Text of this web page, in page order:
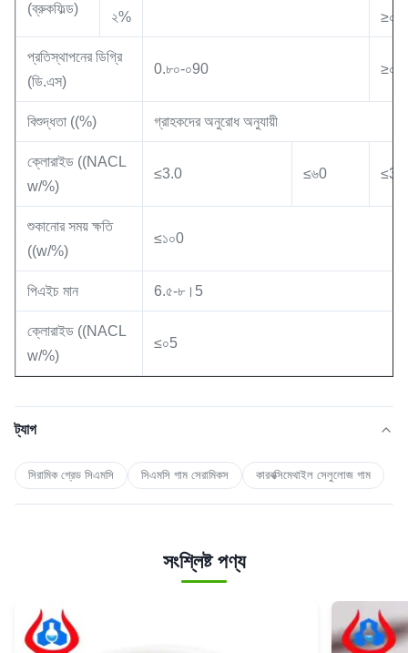
(ব্রুকফিল্ড)
২%
প্রতিস্থাপনের ডিগ্রি
(ডি.এস)
0.৮০-০90
বিশুদ্ধতা ((%) গ্রাহকদের অনুরোধ অনুযায়ী
ক্লোরাইড ((NACL
w/%)
≤3.0 ≤৬0 ≤3.0
শুকানোর সময় ক্ষতি
((w/%)
≤১০0
পিএইচ মান 6.৫-৮।5
ক্লোরাইড ((NACL
w/%)
≤০5
ট্যাগ
সিরামিক গ্রেড সিএমসি সিএমসি গাম সেরামিকস কারবক্সিমেথাইল সেলুলোজ গাম
সংশ্লিষ্ট পণ্য